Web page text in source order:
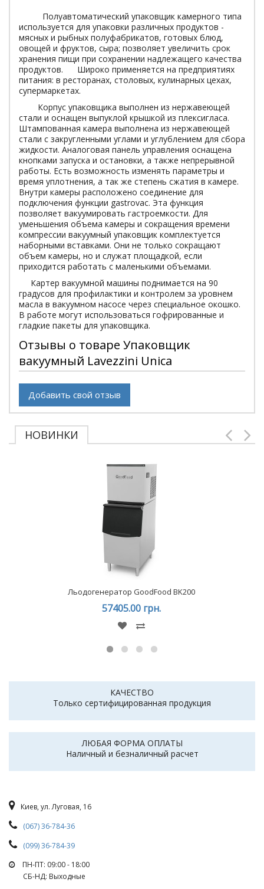
Полуавтоматический упаковщик камерного типа
используется для упаковки различных продуктов -
мясных и рыбных полуфабрикатов, готовых блюд,
овощей и фруктов, сыра; позволяет увеличить срок
хранения пищи при сохранении надлежащего качества
продуктов. Широко применяется на предприятиях
питания: в ресторанах, столовых, кулинарных цехах,
супермаркетах.
Корпус упаковщика выполнен из нержавеющей
стали и оснащен выпуклой крышкой из плексигласа.
Штампованная камера выполнена из нержавеющей
стали с закругленными углами и углублением для сбора
жидкости. Аналоговая панель управления оснащена
кнопками запуска и остановки, а также непрерывной
работы. Есть возможность изменять параметры и
время уплотнения, а так же степень сжатия в камере.
Внутри камеры расположено соединение для
подключения функции gastrovac. Эта функция
позволяет вакуумировать гастроемкости. Для
уменьшения объема камеры и сокращения времени
компрессии вакуумный упаковщик комплектуется
наборными вставками. Они не только сокращают
объем камеры, но и служат площадкой, если
приходится работать с маленькими объемами.
Картер вакуумной машины поднимается на 90
градусов для профилактики и контролем за уровнем
масла в вакуумном насосе через специальное окошко.
В работе могут использоваться гофрированные и
гладкие пакеты для упаковщика.
Отзывы о товаре Упаковщик
вакуумный Lavezzini Unica
Добавить свой отзыв
НОВИНКИ
Льодогенератор GoodFood BK200
57405.00 грн.
КАЧЕСТВО
Только сертифицированная продукция
ЛЮБАЯ ФОРМА ОПЛАТЫ
Наличный и безналичный расчет
Киев, ул. Луговая, 16
(067) 36-784-36
(099) 36-784-39
ПН-ПТ: 09:00 - 18:00
СБ-НД: Выходные